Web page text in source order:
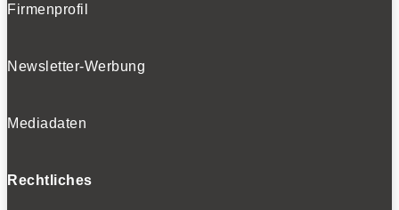
Firmenprofil
Newsletter-Werbung
Mediadaten
Rechtliches